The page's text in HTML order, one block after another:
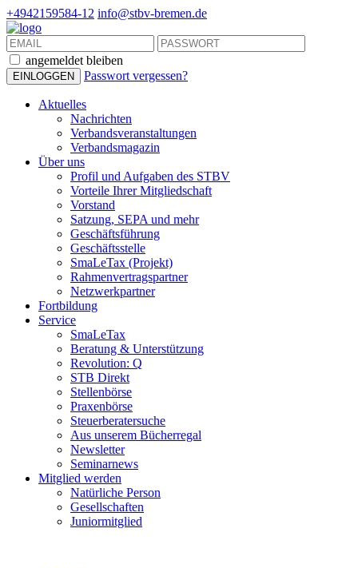
+4942159584-12 info@stbv-bremen.de
angemeldet bleiben
Passwort vergessen?
Aktuelles
Nachrichten
Verbandsveranstaltungen
Verbandsmagazin
Über uns
Profil und Aufgaben des STBV
Vorteile Ihrer Mitgliedschaft
Vorstand
Satzung, SEPA und mehr
Geschäftsführung
Geschäftsstelle
SmaLeTax (Projekt)
Rahmenvertragspartner
Netzwerkpartner
Fortbildung
Service
SmaLeTax
Beratung & Unterstützung
Revolution: Q
STB Direkt
Stellenbörse
Praxenbörse
Steuerberatersuche
Aus unserem Bücherregal
Newsletter
Seminarnews
Mitglied werden
Natürliche Person
Gesellschaften
Juniormitglied